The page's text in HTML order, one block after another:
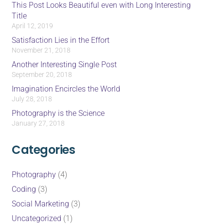
This Post Looks Beautiful even with Long Interesting
Title
April 12, 2019
Satisfaction Lies in the Effort
November 21, 2018
Another Interesting Single Post
September 20, 2018
Imagination Encircles the World
July 28, 2018
Photography is the Science
January 27, 2018
Categories
Photography (4)
Coding (3)
Social Marketing (3)
Uncategorized (1)